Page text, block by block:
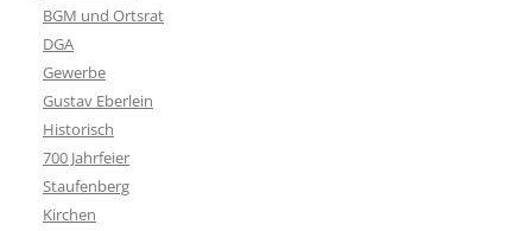
BGM und Ortsrat
DGA
Gewerbe
Gustav Eberlein
Historisch
700 Jahrfeier
Staufenberg
Kirchen